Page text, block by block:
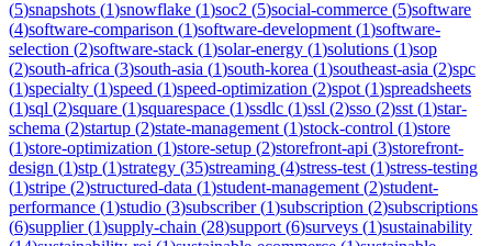
(5)snapshots (1)snowflake (1)soc2 (5)social-commerce (5)software
(4)software-comparison (1)software-development (1)software-
selection (2)software-stack (1)solar-energy (1)solutions (1)sop
(2)south-africa (3)south-asia (1)south-korea (1)southeast-asia (2)spc
(1)specialty (1)speed (1)speed-optimization (2)spot (1)spreadsheets
(1)sql (2)square (1)squarespace (1)ssdlc (1)ssl (2)sso (2)sst (1)star-
schema (2)startup (2)state-management (1)stock-control (1)store
(1)store-optimization (1)store-setup (2)storefront-api (3)storefront-
design (1)stp (1)strategy (35)streaming (4)stress-test (1)stress-testing
(1)stripe (2)structured-data (1)student-management (2)student-
performance (1)studio (3)subscriber(1)subscription (2)subscriptions
(6)supplier(1)supply-chain (28)support (6)surveys (1)sustainability